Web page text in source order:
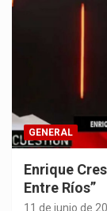
GENERAL
Enrique
Entre Ríos”
11 de junio de